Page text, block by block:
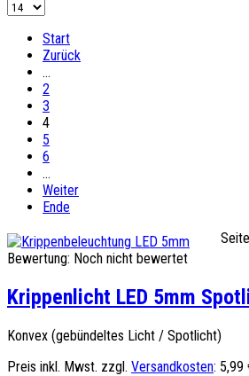
Start
Zurück
…
2
3
4
5
6
…
Weiter
Ende
Bewertung: Noch nicht bewertet
Krippenlicht LED 5mm
Konvex (gebündeltes Licht / Spotlicht)
Preis inkl. Mwst. zzgl. Versandkosten: 5,99